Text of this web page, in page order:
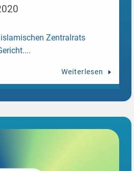
islamischen Zentralrats
Weiterlesen